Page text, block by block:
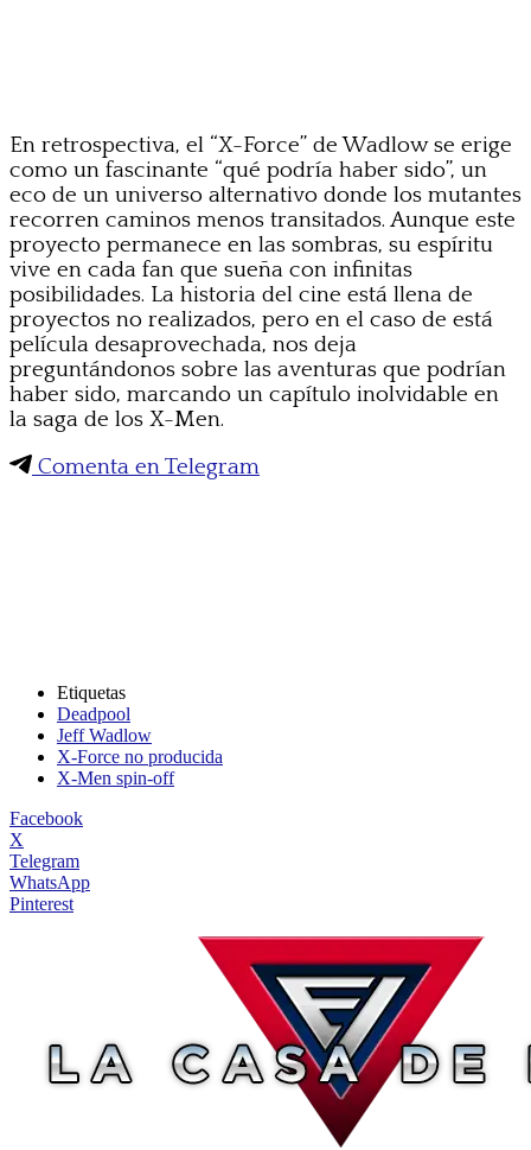
En retrospectiva, el “X-Force” de Wadlow se erige
como un fascinante “qué podría haber sido”, un
eco de un universo alternativo donde los mutantes
recorren caminos menos transitados. Aunque este
proyecto permanece en las sombras, su espíritu
vive en cada fan que sueña con infinitas
posibilidades. La historia del cine está llena de
proyectos no realizados, pero en el caso de está
película desaprovechada, nos deja
preguntándonos sobre las aventuras que podrían
haber sido, marcando un capítulo inolvidable en
la saga de los X-Men.
Comenta en Telegram
Etiquetas
Deadpool
Jeff Wadlow
X-Force no producida
X-Men spin-off
Facebook
X
Telegram
WhatsApp
Pinterest